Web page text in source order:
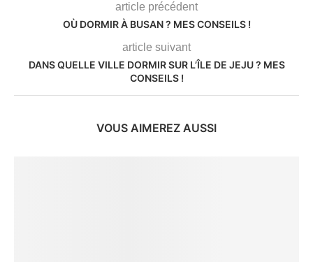
article précédent
OÙ DORMIR À BUSAN ? MES CONSEILS !
article suivant
DANS QUELLE VILLE DORMIR SUR L’ÎLE DE JEJU ? MES
CONSEILS !
VOUS AIMEREZ AUSSI